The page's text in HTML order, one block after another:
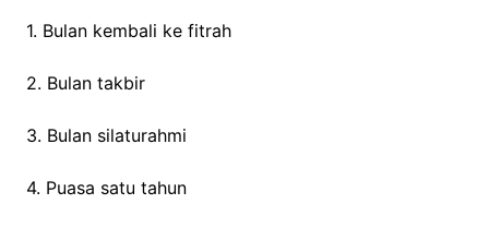
1. Bulan kembali ke fitrah
2. Bulan takbir
3. Bulan silaturahmi
4. Puasa satu tahun